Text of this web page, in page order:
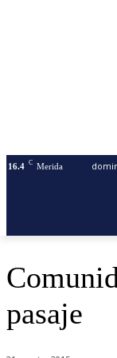
16.4 C Merida
pasaje